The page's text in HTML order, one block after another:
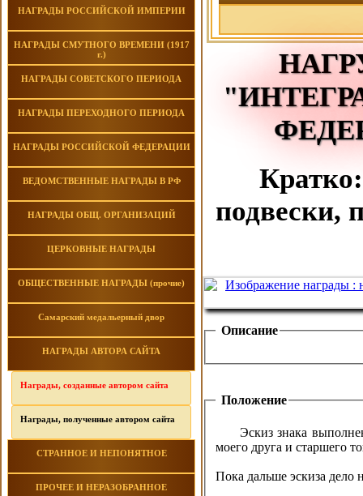
НАГРАДЫ РОССИЙСКОЙ ИМПЕРИИ
НАГРАДЫ СМУТНОГО ВРЕМЕНИ (1917
г.)
НАГРАДЫ СОВЕТСКОГО ПЕРИОДА
НАГРАДЫ ПЕРЕХОДНОГО ПЕРИОДА
НАГРАДЫ РОССИЙСКОЙ ФЕДЕРАЦИИ
ВЕДОМСТВЕННЫЕ НАГРАДЫ В РФ
НАГРАДЫ ОБЩ. ОРГАНИЗАЦИЙ
ЦЕРКОВНЫЕ НАГРАДЫ
ОБЩЕСТВЕННЫЕ НАГРАДЫ (прочие)
Самарский медальерный двор
НАГРАДЫ АВТОРА САЙТА
Награды, созданные автором сайта
Награды, полученные автором сайта
СТРАННОЕ И НЕПОНЯТНОЕ
ПРОЧЕЕ И НЕРАЗОБРАННОЕ
подвески,
Описание
Положение
Эскиз знака
моего друга и старшего
Пока дальше эскиза дело